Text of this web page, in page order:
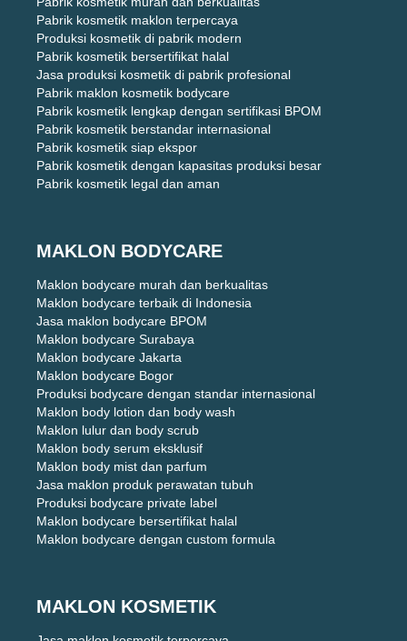
Pabrik kosmetik maklon terpercaya
Produksi kosmetik di pabrik modern
Pabrik kosmetik bersertifikat halal
Jasa produksi kosmetik di pabrik profesional
Pabrik maklon kosmetik bodycare
Pabrik kosmetik lengkap dengan sertifikasi BPOM
Pabrik kosmetik berstandar internasional
Pabrik kosmetik siap ekspor
Pabrik kosmetik dengan kapasitas produksi besar
Pabrik kosmetik legal dan aman
MAKLON BODYCARE
Maklon bodycare murah dan berkualitas
Maklon bodycare terbaik di Indonesia
Jasa maklon bodycare BPOM
Maklon bodycare Surabaya
Maklon bodycare Jakarta
Maklon bodycare Bogor
Produksi bodycare dengan standar internasional
Maklon body lotion dan body wash
Maklon lulur dan body scrub
Maklon body serum eksklusif
Maklon body mist dan parfum
Jasa maklon produk perawatan tubuh
Produksi bodycare private label
Maklon bodycare bersertifikat halal
Maklon bodycare dengan custom formula
MAKLON KOSMETIK